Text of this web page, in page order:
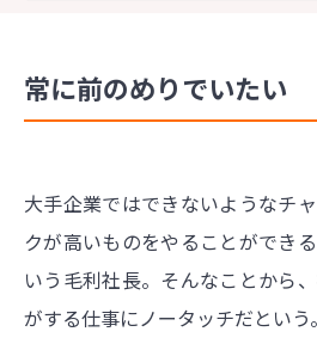
常に前のめりでいたい
大手企業ではできないようなチ
クが高いものをやることができ
いう毛利社長。そんなことから
がする仕事にノータッチだという。